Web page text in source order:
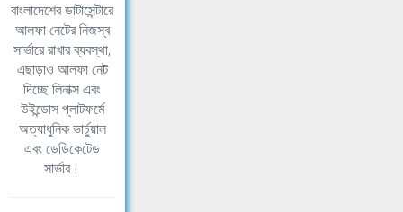
বাংলাদেশের ডাটাসেন্টারে
আলফা নেটের নিজস্ব
সার্ভারে রাখার ব্যবস্থা,
এছাড়াও আলফা নেট
দিচ্ছে লিনাক্স এবং
উইন্ডোস প্লাটফর্মে
অত্যাধুনিক ভার্চুয়াল
এবং ডেডিকেটেড
সার্ভার।